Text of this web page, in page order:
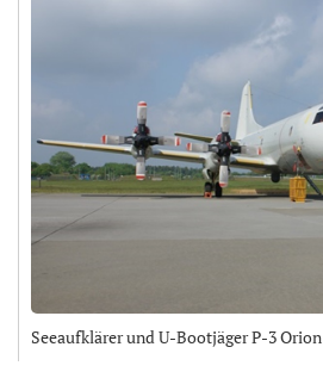
Seeaufklärer und U-Bootjäger P-3 Orion